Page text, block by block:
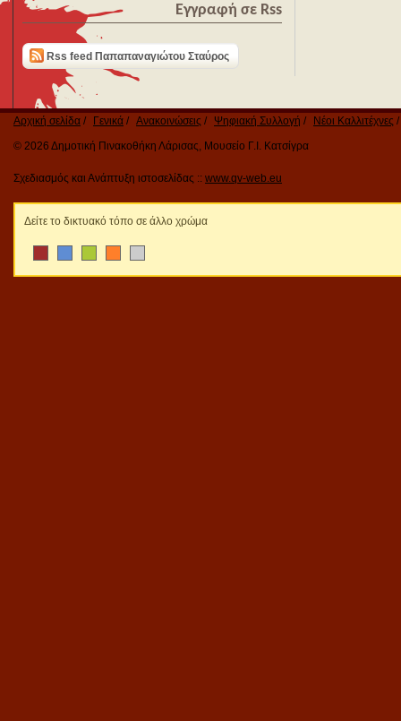
Εγγραφή σε Rss
Rss feed Παπαπαναγιώτου Σταύρος
Αρχική σελίδα Γενικά Ανακοινώσεις Ψηφιακή Συλλογή
Νέοι Καλλιτέχνες
© 2026 Δημοτική Πινακοθήκη Λάρισας, Μουσείο Γ.Ι. Κατσίγρα
Σχεδιασμός και Ανάπτυξη ιστοσελίδας :: www.qv-web.eu
Δείτε το δικτυακό τόπο σε άλλο χρώμα